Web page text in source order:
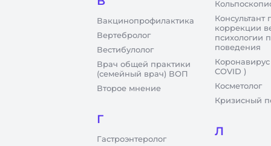
Вакцинопрофилактика
Вертебролог
Вестибулолог
Врач общей практики
(семейный врач) ВОП
Второе мнение
Г
Гастроэнтеролог
Консультант
коррекции
психологии
поведения
COVID )
Косметолог
Кризисный
Л